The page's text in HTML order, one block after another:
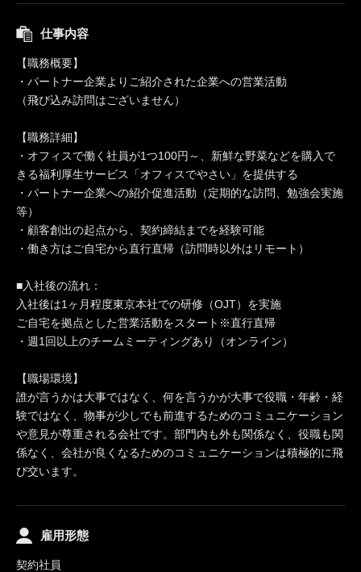
仕事内容
【職務概要】
・パートナー企業よりご紹介された企業への営業活動
（飛び込み訪問はございません）
【職務詳細】
・オフィスで働く社員が1つ100円～、新鮮な野菜などを購入で
きる福利厚生サービス「オフィスでやさい」を提供する
・パートナー企業への紹介促進活動（定期的な訪問、勉強会実施
等）
・顧客創出の起点から、契約締結までを経験可能
・働き方はご自宅から直行直帰（訪問時以外はリモート）
■入社後の流れ：
入社後は1ヶ月程度東京本社での研修（OJT）を実施
ご自宅を拠点とした営業活動をスタート※直行直帰
・週1回以上のチームミーティングあり（オンライン）
【職場環境】
誰が言うかは大事ではなく、何を言うかが大事で役職・年齢・経
験ではなく、物事が少しでも前進するためのコミュニケーション
や意見が尊重される会社です。部門内も外も関係なく、役職も関
係なく、会社が良くなるためのコミュニケーションは積極的に飛
び交います。
雇用形態
契約社員